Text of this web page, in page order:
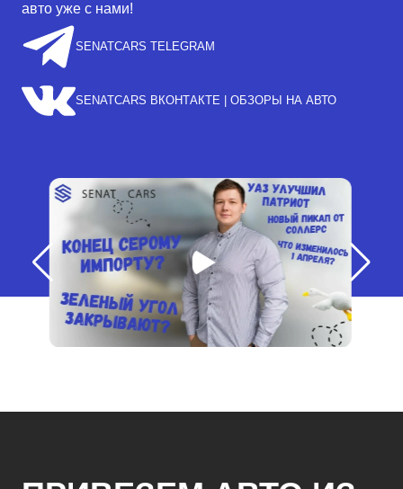
авто уже с нами!
SENATCARS TELEGRAM
SENATCARS ВКОНТАКТЕ | ОБЗОРЫ НА АВТО